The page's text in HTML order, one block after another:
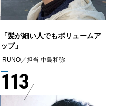
「髪が細い人でもボリュームア
ップ」
RUNO／担当 中島和弥
113